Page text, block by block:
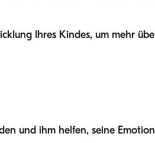
Ihres Kindes, um mehr
und ihm helfen, seine